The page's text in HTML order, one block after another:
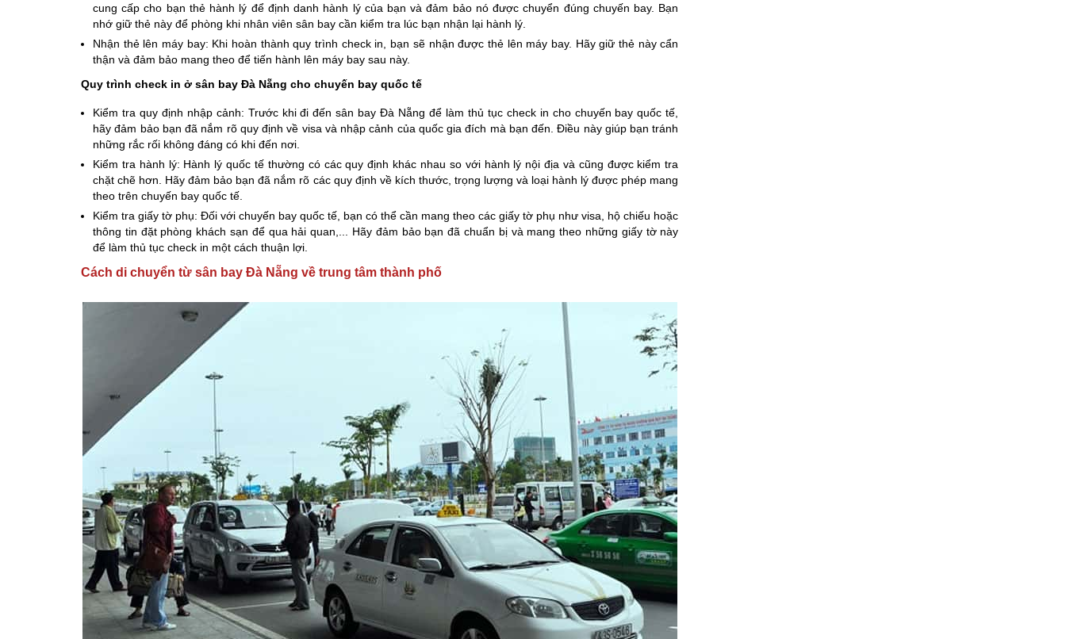
cung cấp cho bạn thẻ hành lý để định danh hành lý của bạn và đảm bảo nó được chuyển đúng chuyến bay. Bạn
nhớ giữ thẻ này để phòng khi nhân viên sân bay cần kiểm tra lúc bạn nhận lại hành lý.
Nhận thẻ lên máy bay: Khi hoàn thành quy trình check in, bạn sẽ nhận được thẻ lên máy bay. Hãy giữ thẻ này cẩn
thận và đảm bảo mang theo để tiến hành lên máy bay sau này.
Quy trình check in ở sân bay Đà Nẵng cho chuyến bay quốc tế
Kiểm tra quy định nhập cảnh: Trước khi đi đến sân bay Đà Nẵng để làm thủ tục check in cho chuyến bay quốc tế,
hãy đảm bảo bạn đã nắm rõ quy định về visa và nhập cảnh của quốc gia đích mà bạn đến. Điều này giúp bạn tránh
những rắc rối không đáng có khi đến nơi.
Kiểm tra hành lý: Hành lý quốc tế thường có các quy định khác nhau so với hành lý nội địa và cũng được kiểm tra
chặt chẽ hơn. Hãy đảm bảo bạn đã nắm rõ các quy định về kích thước, trọng lượng và loại hành lý được phép mang
theo trên chuyến bay quốc tế.
Kiểm tra giấy tờ phụ: Đối với chuyến bay quốc tế, bạn có thể cần mang theo các giấy tờ phụ như visa, hộ chiếu hoặc
thông tin đặt phòng khách sạn để qua hải quan,... Hãy đảm bảo bạn đã chuẩn bị và mang theo những giấy tờ này
để làm thủ tục check in một cách thuận lợi.
Cách di chuyển từ sân bay Đà Nẵng về trung tâm thành phố